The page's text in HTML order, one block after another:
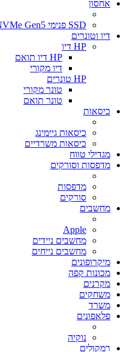
אחסון
SSD פנימי NVMe Gen5
דיו וטונרים
HP דיו
HP דיו תואם
דיו מקורי
HP טונרים
טונר מקורי
טונר תואם
כיסאות
כיסאות גיימינג
כיסאות משרדיים
מגדילי טווח
מדפסות וסורקים
מדפסות
סורקים
מחשבים
Apple
מחשבים ניידים
מחשבים נייחים
מיקרופונים
מכונות קפה
מקרנים
משחקים
משרד
פלאפונים
נוקיה
רמקולים